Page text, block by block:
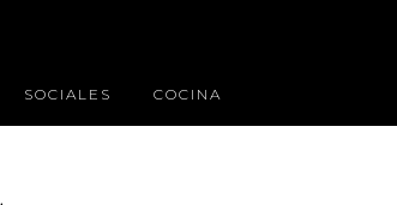
SOCIALES COCINA